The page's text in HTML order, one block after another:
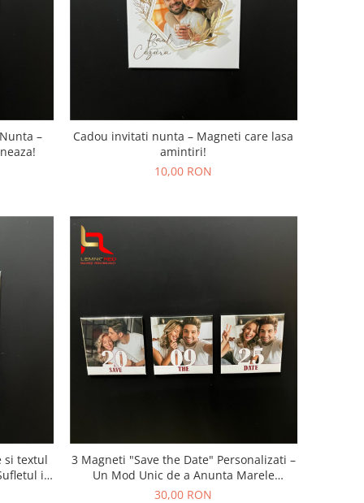
–
Cadou invitati nunta – Magneti care lasa
amintiri!
10,00 RON
si textul
in
3 Magneti "Save the Date" Personalizati –
Un Mod Unic de a Anunta Marele
Eveniment
30,00 RON